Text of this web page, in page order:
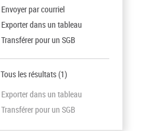
Envoyer par courriel
Exporter dans un tableau
Transférer pour un SGB
Tous les résultats(1)
Exporter dans un tableau
Transférer pour un SGB